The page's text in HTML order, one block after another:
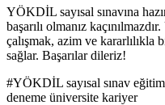
YÖKDİL sayısal sınavına
başarılı olmanız
çalışmak, azim ve kararlılıkla
sağlar. Başarılar dileriz!
#YÖKDİL sayısal sınav
deneme üniversite kariyer